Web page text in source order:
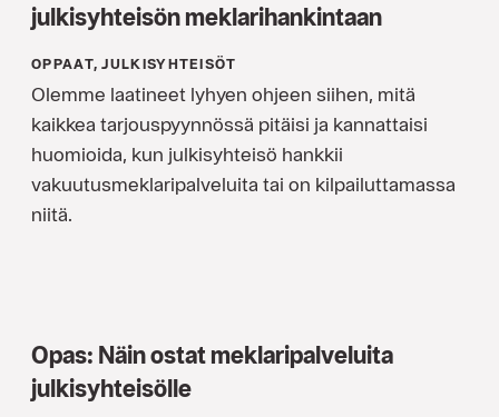
julkisyhteisön meklarihankintaan
OPPAAT, JULKISYHTEISÖT
Olemme laatineet lyhyen ohjeen siihen, mitä
kaikkea tarjouspyynnössä pitäisi ja kannattaisi
huomioida, kun julkisyhteisö hankkii
vakuutusmeklaripalveluita tai on kilpailuttamassa
niitä.
Opas: Näin ostat meklaripalveluita
julkisyhteisölle